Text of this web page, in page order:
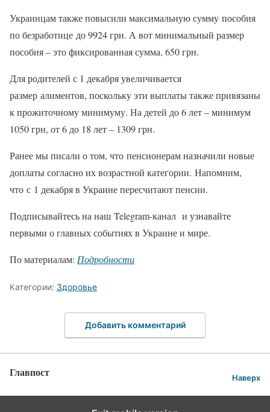
Украинцам также повысили максимальную сумму пособия
по безработице до 9924 грн. А вот минимальный размер
пособия – это фиксированная сумма, 650 грн.
Для родителей с 1 декабря увеличивается
размер алиментов, поскольку эти выплаты также привязаны
к прожиточному минимуму. На детей до 6 лет – минимум
1050 грн, от 6 до 18 лет – 1309 грн.
Ранее мы писали о том, что пенсионерам назначили новые
доплаты согласно их возрастной категории. Напомним,
что с 1 декабря в Украине пересчитают пенсии.
Подписывайтесь на наш Telegram-канал и узнавайте
первыми о главных событиях в Украине и мире.
По материалам: Подробности
Категории: Здоровье
Добавить комментарий
Главпост Наверх